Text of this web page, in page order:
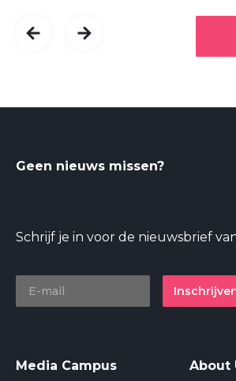
Geen nieuws missen?
Schrijf je in voor de nieuwsbrief
Media Campus About